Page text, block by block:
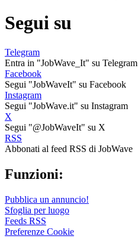
Segui su
Telegram
Entra in "JobWave_It" su Telegram
Facebook
Segui "JobWaveIt" su Facebook
Instagram
Segui "JobWave.it" su Instagram
X
Segui "@JobWaveIt" su X
RSS
Abbonati al feed RSS di JobWave
Funzioni:
Pubblica un annuncio!
Sfoglia per luogo
Feeds RSS
Preferenze Cookie